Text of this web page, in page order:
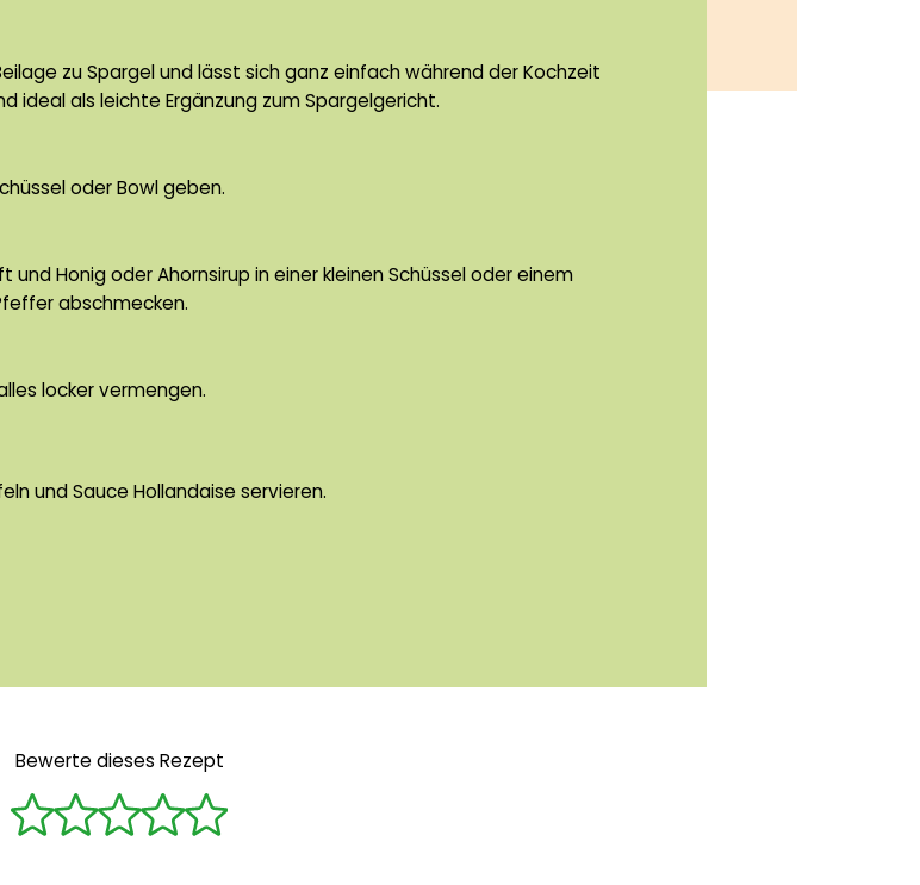
zu Spargel und lässt sich ganz einfach während der Kochzeit
ideal als leichte Ergänzung zum Spargelgericht.
oder Bowl geben.
und Honig oder Ahornsirup in einer kleinen Schüssel oder einem
abschmecken.
locker vermengen.
und Sauce Hollandaise servieren.
Bewerte dieses Rezept